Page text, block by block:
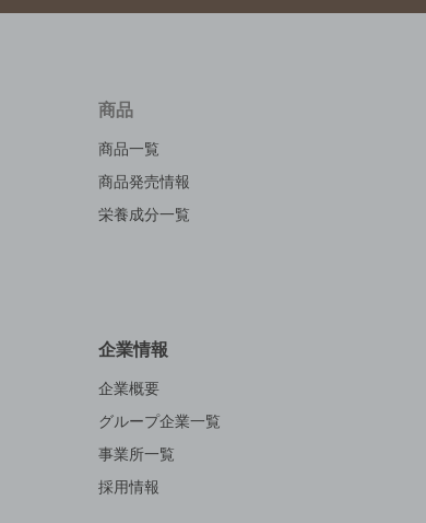
商品
商品一覧
商品発売情報
栄養成分一覧
企業情報
企業概要
グループ企業一覧
事業所一覧
採用情報